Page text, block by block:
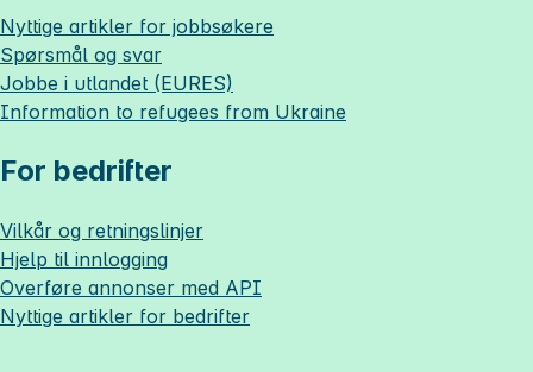
Nyttige artikler for jobbsøkere
Spørsmål og svar
Jobbe i utlandet (EURES)
Information to refugees from Ukraine
For bedrifter
Vilkår og retningslinjer
Hjelp til innlogging
Overføre annonser med API
Nyttige artikler for bedrifter